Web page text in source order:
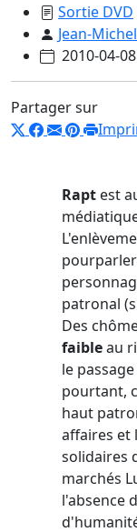
Sortie DVD
Jean-
2010-04-08
Partager sur
Rapt est
patronal
Des
faibleau
le
pourtant,
haut
affaires et
solidaires
marchés
l'absence